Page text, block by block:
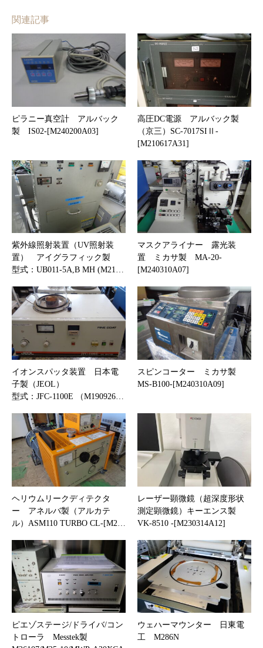
関連記事
ピラニー真空計 アルバック
製 IS02-[M240200A03]
高圧DC電源 アルバック製
（京三）SC-7017SIⅡ-
[M210617A31]
紫外線照射装置（UV照射装
置） アイグラフィック製
型式：UB011-5A,B MH (M21…
マスクアライナー 露光装
置 ミカサ製 MA-20-
[M240310A07]
イオンスパッタ装置 日本電
子製（JEOL）
型式：JFC-1100E （M190926…
スピンコーター ミカサ製
MS-B100-[M240310A09]
ヘリウムリークディテクタ
ー アネルバ製（アルカテ
ル）ASM110 TURBO CL-[M2…
レーザー顕微鏡（超深度形状
測定顕微鏡）キーエンス製
VK-8510 -[M230314A12]
ピエゾステージ/ドライバ/コン
トローラ Messtek製
ウェハーマウンター 日東電
工 M286N